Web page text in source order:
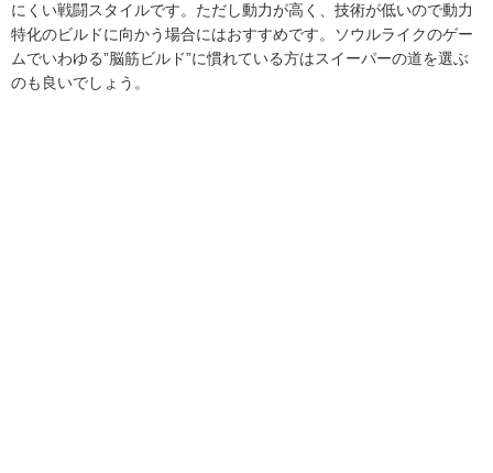
にくい戦闘スタイルです。ただし動力が高く、技術が低いので動力
特化のビルドに向かう場合にはおすすめです。ソウルライクのゲー
ムでいわゆる”脳筋ビルド”に慣れている方はスイーパーの道を選ぶ
のも良いでしょう。